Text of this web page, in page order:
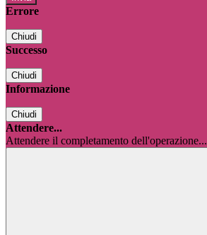
Errore
Chiudi
Successo
Chiudi
Informazione
Chiudi
Attendere...
Attendere il completamento dell'operazione...